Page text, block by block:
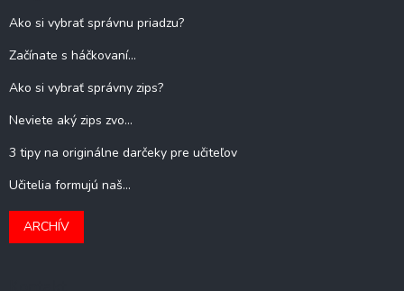
Ako si vybrať správnu priadzu?
Začínate s háčkovaní...
Ako si vybrať správny zips?
Neviete aký zips zvo...
3 tipy na originálne darčeky pre učiteľov
Učitelia formujú naš...
ARCHÍV